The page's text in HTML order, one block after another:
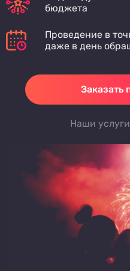
бюджета
Проведение в
даже в день
Заказать
Наши